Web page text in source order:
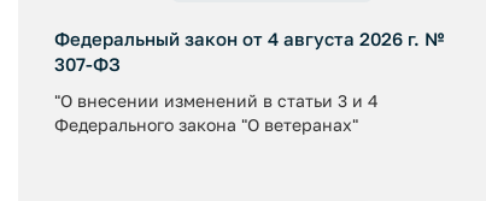
Федеральный закон от 4 августа 2026 г. №
307-ФЗ
"О внесении изменений в статьи 3 и 4
Федерального закона "О ветеранах"